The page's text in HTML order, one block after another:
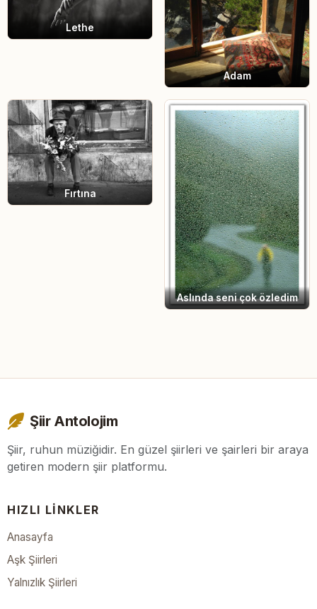
Lethe
Adam
Fırtına
Aslında seni çok özledim
Şiir Antolojim
Şiir, ruhun müziğidir. En güzel şiirleri ve şairleri bir araya
getiren modern şiir platformu.
HIZLI LINKLER
Anasayfa
Aşk Şiirleri
Yalnızlık Şiirleri